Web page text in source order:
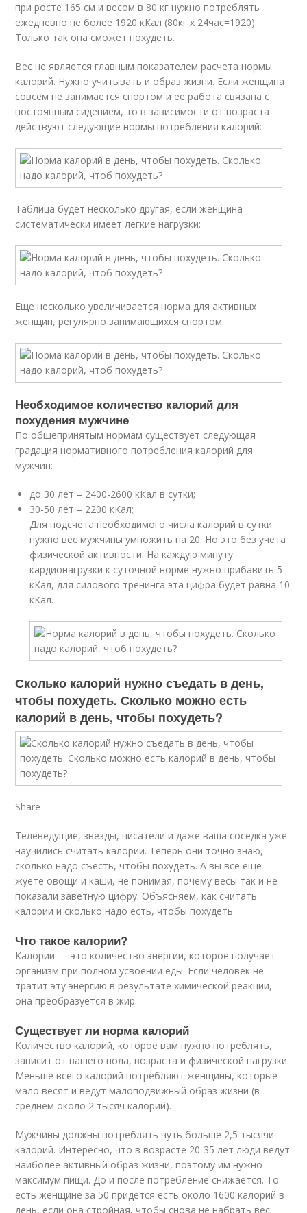
при росте 165 см и весом в 80 кг нужно потреблять
ежедневно не более 1920 кКал (80кг х 24час=1920).
Только так она сможет похудеть.
Вес не является главным показателем расчета нормы
калорий. Нужно учитывать и образ жизни. Если женщина
совсем не занимается спортом и ее работа связана с
постоянным сидением, то в зависимости от возраста
действуют следующие нормы потребления калорий:
Таблица будет несколько другая, если женщина
систематически имеет легкие нагрузки:
Еще несколько увеличивается норма для активных
женщин, регулярно занимающихся спортом:
Необходимое количество калорий для
похудения мужчине
По общепринятым нормам существует следующая
градация нормативного потребления калорий для
мужчин:
до 30 лет – 2400-2600 кКал в сутки;
30-50 лет – 2200 кКал;
Для подсчета необходимого числа калорий в сутки
нужно вес мужчины умножить на 20. Но это без учета
физической активности. На каждую минуту
кардионагрузки к суточной норме нужно прибавить 5
кКал, для силового тренинга эта цифра будет равна 10
кКал.
Сколько калорий нужно съедать в день,
чтобы похудеть. Сколько можно есть
калорий в день, чтобы похудеть?
Share
Телеведущие, звезды, писатели и даже ваша соседка уже
научились считать калории. Теперь они точно знаю,
сколько надо съесть, чтобы похудеть. А вы все еще
жуете овощи и каши, не понимая, почему весы так и не
показали заветную цифру. Объясняем, как считать
калории и сколько надо есть, чтобы похудеть.
Что такое калории?
Калории — это количество энергии, которое получает
организм при полном усвоении еды. Если человек не
тратит эту энергию в результате химической реакции,
она преобразуется в жир.
Существует ли норма калорий
Количество калорий, которое вам нужно потреблять,
зависит от вашего пола, возраста и физической нагрузки.
Меньше всего калорий потребляют женщины, которые
мало весят и ведут малоподвижный образ жизни (в
среднем около 2 тысяч калорий).
Мужчины должны потреблять чуть больше 2,5 тысячи
калорий. Интересно, что в возрасте 20-35 лет люди ведут
наиболее активный образ жизни, поэтому им нужно
максимум пищи. До и после потребление снижается. То
есть женщине за 50 придется есть около 1600 калорий в
день, если она стройная, чтобы снова не набрать вес.